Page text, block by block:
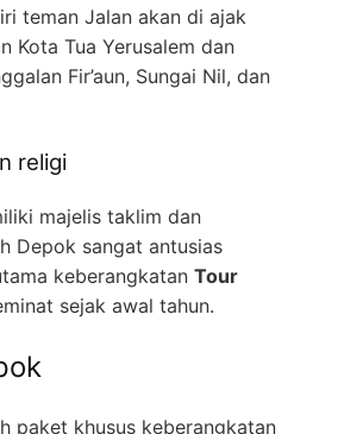
teman Jalan akan di ajak
Kota Tua Yerusalem dan
Fir’aun, Sungai Nil, dan
religi
majelis taklim dan
Depok sangat antusias
keberangkatan Tour
sejak awal tahun.
paket khusus keberangkatan